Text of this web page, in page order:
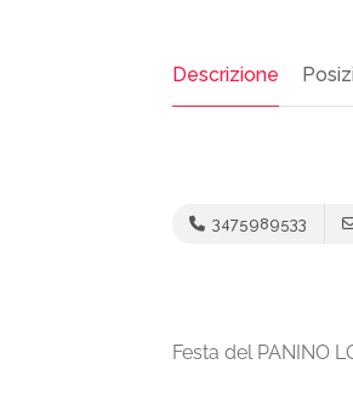
Descrizione
3475989533
Festa del PANINO